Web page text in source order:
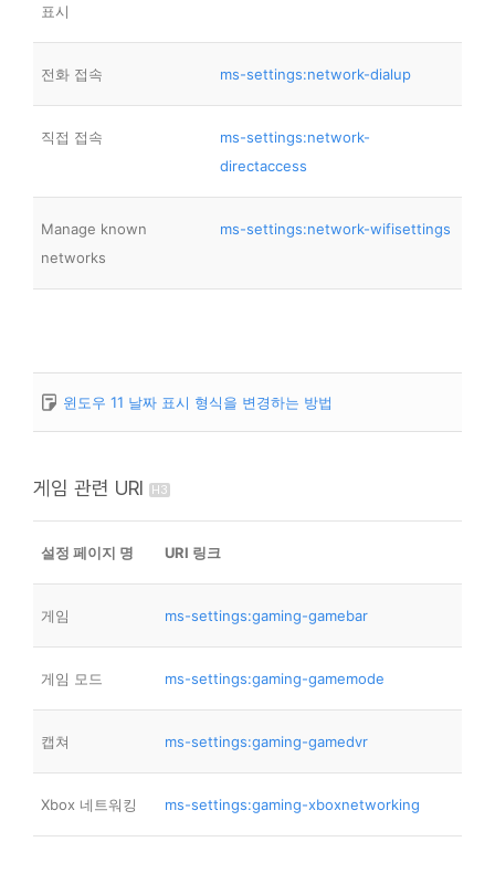
표시
전화 접속 ms-settings:network-dialup
직접 접속
ms-settings:network-
directaccess
Manage known
networks
ms-settings:network-wifisettings
윈도우 11 날짜 표시 형식을 변경하는 방법
게임 관련 URI
설정 페이지 명 URI 링크
게임 ms-settings:gaming-gamebar
게임 모드 ms-settings:gaming-gamemode
캡쳐 ms-settings:gaming-gamedvr
Xbox 네트워킹 ms-settings:gaming-xboxnetworking